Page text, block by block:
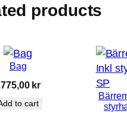
products
Bag
kr
to cart